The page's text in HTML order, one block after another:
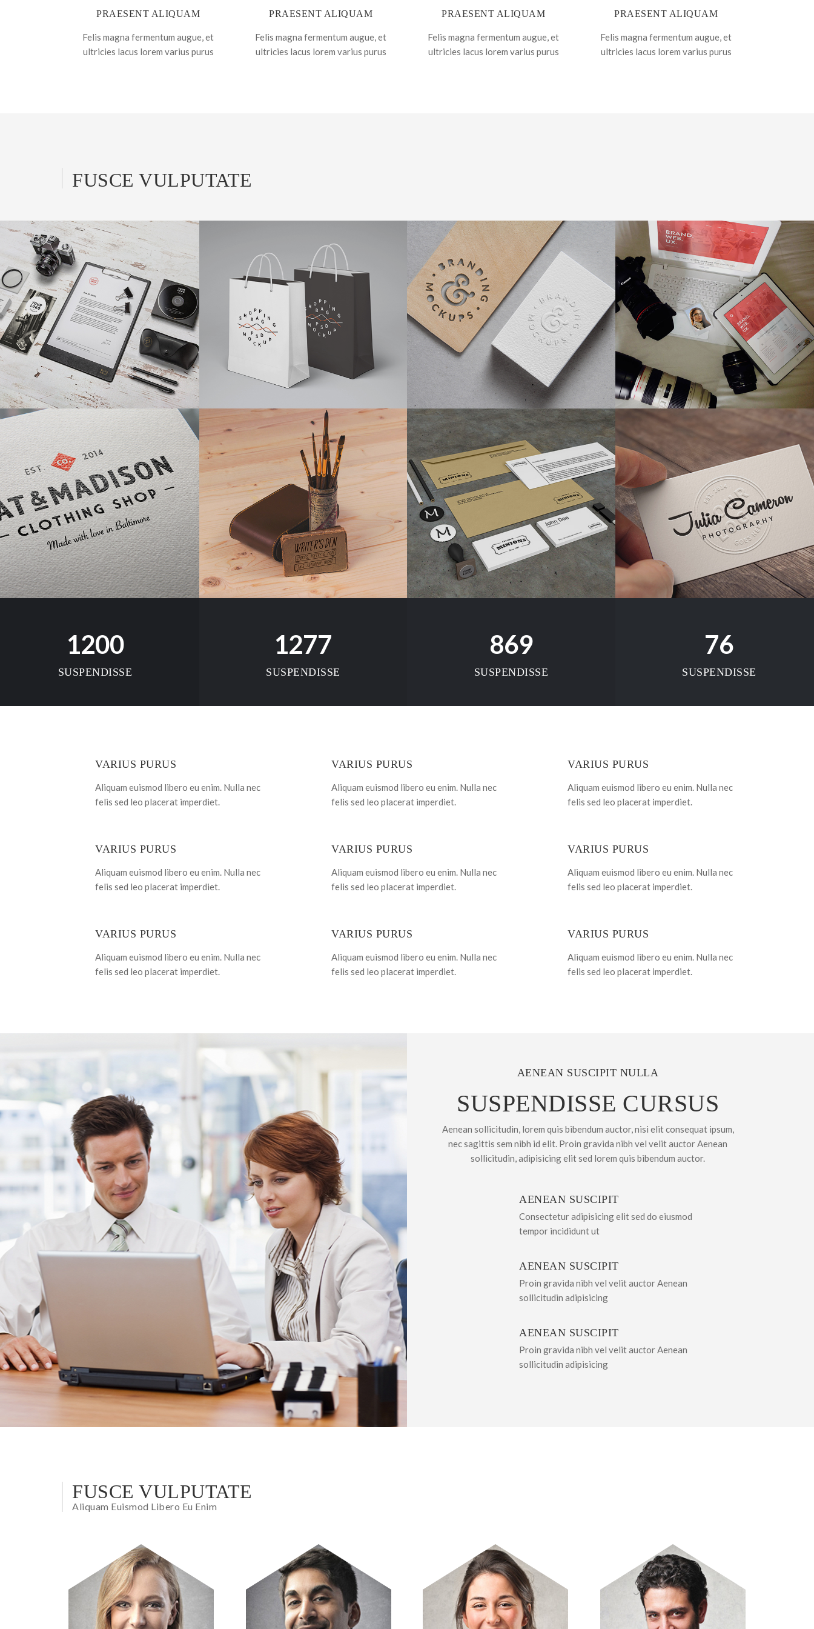
PRAESENT ALIQUAM
Felis magna fermentum augue, et
ultricies lacus lorem varius purus
PRAESENT ALIQUAM
Felis magna fermentum augue, et
ultricies lacus lorem varius purus
PRAESENT ALIQUAM
Felis magna fermentum augue, et
ultricies lacus lorem varius purus
PRAESENT ALIQUAM
Felis magna fermentum augue, et
ultricies lacus lorem varius purus
FUSCE VULPUTATE
1200
SUSPENDISSE
1277
SUSPENDISSE
869
SUSPENDISSE
76
SUSPENDISSE
VARIUS PURUS
Aliquam euismod libero eu enim. Nulla nec
felis sed leo placerat imperdiet.
VARIUS PURUS
Aliquam euismod libero eu enim. Nulla nec
felis sed leo placerat imperdiet.
VARIUS PURUS
Aliquam euismod libero eu enim. Nulla nec
felis sed leo placerat imperdiet.
VARIUS PURUS
Aliquam euismod libero eu enim. Nulla nec
felis sed leo placerat imperdiet.
VARIUS PURUS
Aliquam euismod libero eu enim. Nulla nec
felis sed leo placerat imperdiet.
VARIUS PURUS
Aliquam euismod libero eu enim. Nulla nec
felis sed leo placerat imperdiet.
VARIUS PURUS
Aliquam euismod libero eu enim. Nulla nec
felis sed leo placerat imperdiet.
VARIUS PURUS
Aliquam euismod libero eu enim. Nulla nec
felis sed leo placerat imperdiet.
VARIUS PURUS
Aliquam euismod libero eu enim. Nulla nec
felis sed leo placerat imperdiet.
AENEAN SUSCIPIT NULLA
SUSPENDISSE CURSUS
Aenean sollicitudin, lorem quis bibendum auctor, nisi elit consequat ipsum,
nec sagittis sem nibh id elit. Proin gravida nibh vel velit auctor Aenean
sollicitudin, adipisicing elit sed lorem quis bibendum auctor.
AENEAN SUSCIPIT
Consectetur adipisicing elit sed do eiusmod
tempor incididunt ut
AENEAN SUSCIPIT
Proin gravida nibh vel velit auctor Aenean
sollicitudin adipisicing
AENEAN SUSCIPIT
Proin gravida nibh vel velit auctor Aenean
sollicitudin adipisicing
FUSCE VULPUTATE
Aliquam Euismod Libero Eu Enim